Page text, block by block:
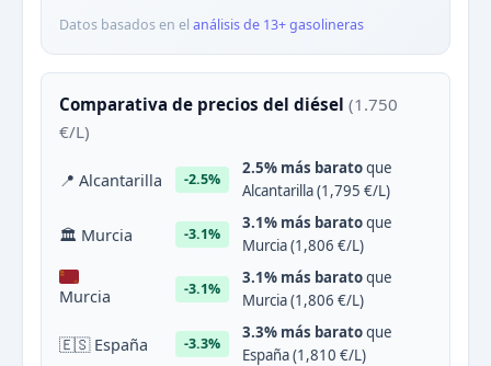
Datos basados en el análisis de 13+ gasolineras
Comparativa de precios del diésel (1.750
€/L)
📍 Alcantarilla -2.5%
2.5% más baratoque
Alcantarilla (1,795 €/L)
🏛 Murcia -3.1%
3.1% más baratoque
Murcia (1,806 €/L)
Murcia -3.1%
3.1% más baratoque
Murcia (1,806 €/L)
🇪🇸 España -3.3%
3.3% más baratoque
España (1,810 €/L)